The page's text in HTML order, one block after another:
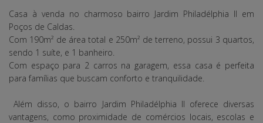
Casa à venda no charmoso bairro Jardim Philadélphia II em
Poços de Caldas.
Com 190m² de área total e 250m² de terreno, possui 3 quartos,
sendo 1 suíte, e 1 banheiro.
Com espaço para 2 carros na garagem, essa casa é perfeita
para famílias que buscam conforto e tranquilidade.
Além disso, o bairro Jardim Philadélphia II oferece diversas
vantagens, como proximidade de comércios locais, escolas e